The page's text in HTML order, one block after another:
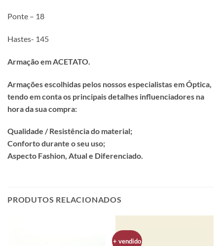
Ponte – 18
Hastes- 145
Armação em ACETATO.
Armações escolhidas pelos nossos especialistas em Óptica,
tendo em conta os principais detalhes influenciadores na
hora da sua compra:
Qualidade / Resistência do material;
Conforto durante o seu uso;
Aspecto Fashion, Atual e Diferenciado.
PRODUTOS RELACIONADOS
+ vendido